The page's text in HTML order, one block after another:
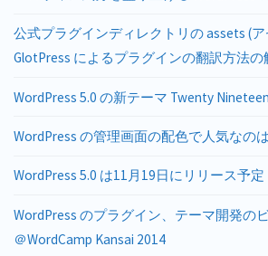
公式プラグインディレクトリの assets (
GlotPress によるプラグインの翻訳方法の
WordPress 5.0 の新テーマ Twenty
WordPress の管理画面の配色で人気なの
WordPress 5.0 は11月19日にリリース予定
WordPress のプラグイン、テーマ開発の
＠WordCamp Kansai 2014